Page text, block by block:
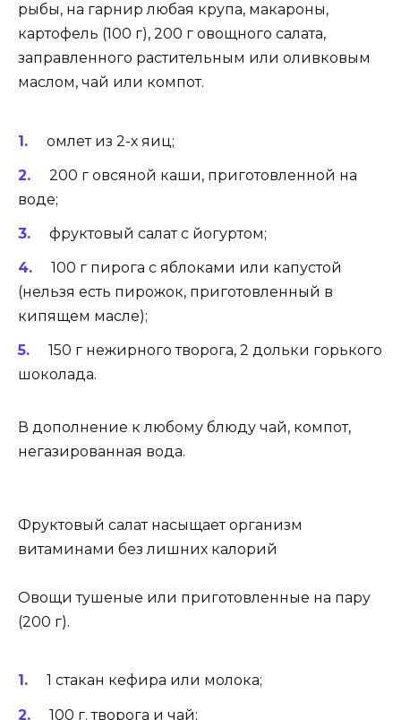
рыбы, на гарнир любая крупа, макароны,
картофель (100 г), 200 г овощного салата,
заправленного растительным или оливковым
маслом, чай или компот.
омлет из 2-х яиц;
200 г овсяной каши, приготовленной на
воде;
фруктовый салат с йогуртом;
100 г пирога с яблоками или капустой
(нельзя есть пирожок, приготовленный в
кипящем масле);
150 г нежирного творога, 2 дольки горького
шоколада.
В дополнение к любому блюду чай, компот,
негазированная вода.
Фруктовый салат насыщает организм
витаминами без лишних калорий
Овощи тушеные или приготовленные на пару
(200 г).
1 стакан кефира или молока;
100 г. творога и чай;